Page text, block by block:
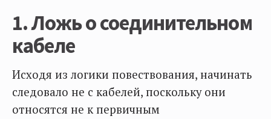
1. Ложь о соединительном
кабеле
Исходя из логики повествования, начинать
следовало не с кабелей, поскольку они
относятся не к первичным